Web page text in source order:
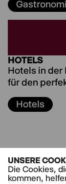
UNSERE
Die Cookies,
kommen,
HOTELS
Hotels in der
für den
Hotels